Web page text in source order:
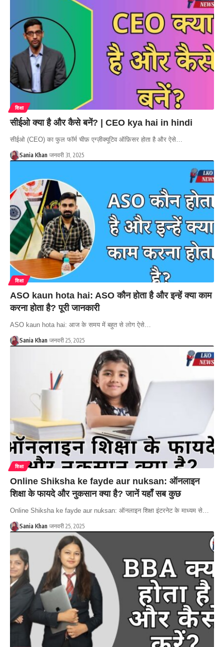
शिक्षा
सीईओ क्या है और कैसे बनें? | CEO kya hai in hindi
सीईओ (CEO) का फुल फॉर्म चीफ़ एग्ज़ीक्यूटिव ऑफ़िसर होता है और ऐसे…
Sania Khan जनवरी 31, 2025
शिक्षा
ASO kaun hota hai: ASO कौन होता है और इन्हें क्या काम
करना होता है? पूरी जानकारी
ASO kaun hota hai: आज के समय में बहुत से लोग ऐसे…
Sania Khan जनवरी 25, 2025
शिक्षा
Online Shiksha ke fayde aur nuksan: ऑनलाइन
शिक्षा के फायदे और नुकसान क्या है? जानें यहाँ सब कुछ
Online Shiksha ke fayde aur nuksan: ऑनलाइन शिक्षा इंटरनेट के माध्यम से…
Sania Khan जनवरी 25, 2025